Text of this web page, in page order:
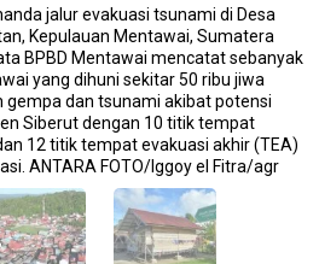
jalur evakuasi tsunami di Desa
Kepulauan Mentawai, Sumatera
BPBD Mentawai mencatat sebanyak
yang dihuni sekitar 50 ribu jiwa
gempa dan tsunami akibat potensi
Siberut dengan 10 titik tempat
12 titik tempat evakuasi akhir (TEA)
ANTARA FOTO/Iggoy el Fitra/agr